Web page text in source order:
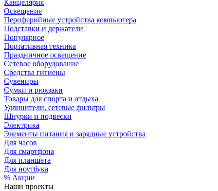
Канцелярия
Освещение
Периферийные устройства компьютера
Подставки и держатели
Популярное
Портативная техника
Праздничное освещение
Сетевое оборудование
Средства гигиены
Сувениры
Сумки и рюкзаки
Товары для спорта и отдыха
Удлинители, сетевые фильтры
Шнурки и подвески
Электрика
Элементы питания и зарядные устройства
Для часов
Для смартфона
Для планшета
Для ноутбука
% Акции
Наши проекты